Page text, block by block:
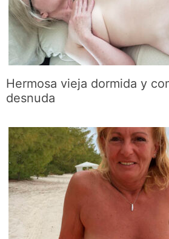
Hermosa vieja dormida y
desnuda